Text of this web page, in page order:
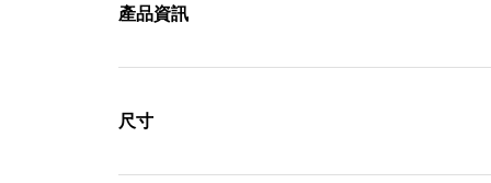
產品資訊
尺寸